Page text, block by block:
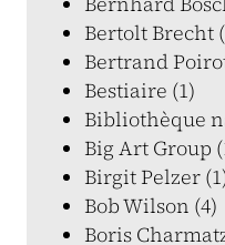
Bertolt Brecht
Bertrand
Bestiaire (1)
Bibliothèque
Big Art Group
Birgit Pelzer
Bob Wilson (4)
Boris